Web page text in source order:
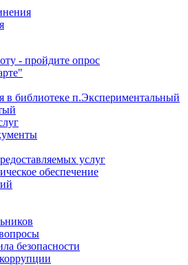
- пройдите опрос
в библиотеке п.Экспериментальный
услуг
обеспечение
безопасности